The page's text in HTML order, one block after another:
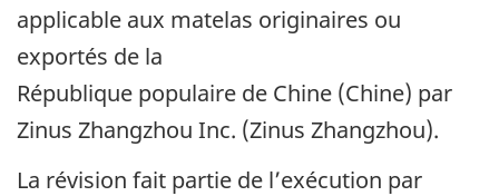
applicable aux matelas originaires ou
exportés de la
République populaire de Chine (Chine) par
Zinus Zhangzhou Inc. (Zinus Zhangzhou).
La révision fait partie de l’exécution par